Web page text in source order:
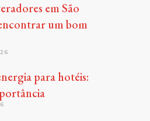
em São
um bom
para hotéis: